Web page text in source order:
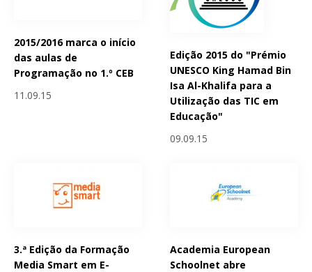
2015/2016 marca o início
das aulas de
Programação no 1.º CEB
11.09.15
Edição 2015 do "Prémio
UNESCO King Hamad Bin
Isa Al-Khalifa para a
Utilização das TIC em
Educação"
09.09.15
3.ª Edição da Formação
Media Smart em E-
Academia European
Schoolnet abre